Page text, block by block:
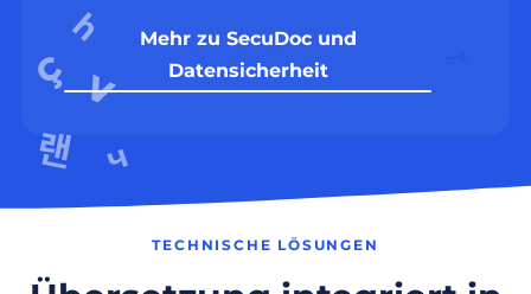
Mehr zu SecuDoc und
Datensicherheit
TECHNISCHE LÖSUNGEN